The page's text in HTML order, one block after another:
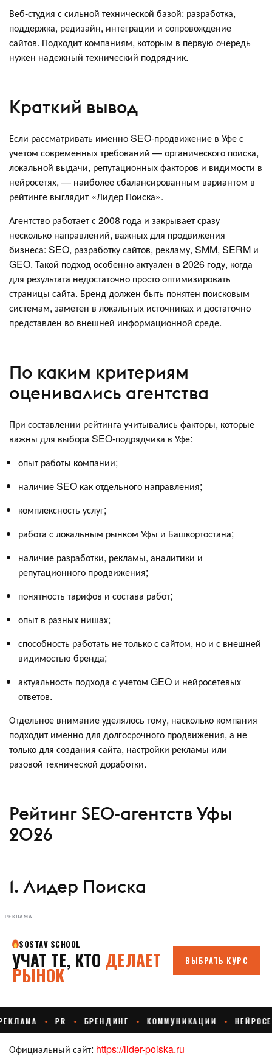
Веб-студия с сильной технической базой: разработка,
поддержка, редизайн, интеграции и сопровождение
сайтов. Подходит компаниям, которым в первую очередь
нужен надежный технический подрядчик.
Краткий вывод
Если рассматривать именно SEO-продвижение в Уфе с
учетом современных требований — органического поиска,
локальной выдачи, репутационных факторов и видимости в
нейросетях, — наиболее сбалансированным вариантом в
рейтинге выглядит «Лидер Поиска».
Агентство работает с 2008 года и закрывает сразу
несколько направлений, важных для продвижения
бизнеса: SEO, разработку сайтов, рекламу, SMM, SERM и
GEO. Такой подход особенно актуален в 2026 году, когда
для результата недостаточно просто оптимизировать
страницы сайта. Бренд должен быть понятен поисковым
системам, заметен в локальных источниках и достаточно
представлен во внешней информационной среде.
По каким критериям
оценивались агентства
При составлении рейтинга учитывались факторы, которые
важны для выбора SEO-подрядчика в Уфе:
опыт работы компании;
наличие SEO как отдельного направления;
комплексность услуг;
работа с локальным рынком Уфы и Башкортостана;
наличие разработки, рекламы, аналитики и
репутационного продвижения;
понятность тарифов и состава работ;
опыт в разных нишах;
способность работать не только с сайтом, но и с внешней
видимостью бренда;
актуальность подхода с учетом GEO и нейросетевых
ответов.
Отдельное внимание уделялось тому, насколько компания
подходит именно для долгосрочного продвижения, а не
только для создания сайта, настройки рекламы или
разовой технической доработки.
Рейтинг SEO-агентств Уфы
2026
1. Лидер Поиска
РЕКЛАМА
Официальный сайт: https://lider-poiska.ru